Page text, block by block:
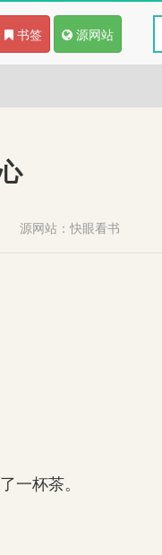
书签 源网站
源网站： 快眼看书
一杯茶。